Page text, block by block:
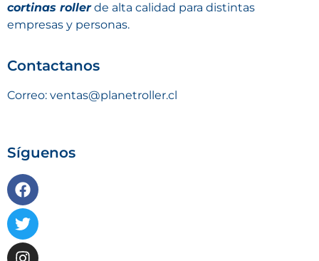
cortinas rollerde alta calidad para distintas
empresas y personas.
Contactanos
Correo: ventas@planetroller.cl
Síguenos